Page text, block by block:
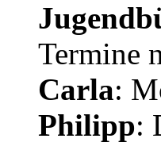
Termine
Carla:
Philipp: